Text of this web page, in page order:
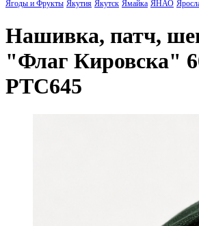
Ягоды и Фрукты Якутия Якутск Ямайка ЯНАО
Нашивка, патч,
"Флаг Кировска"
PTC645